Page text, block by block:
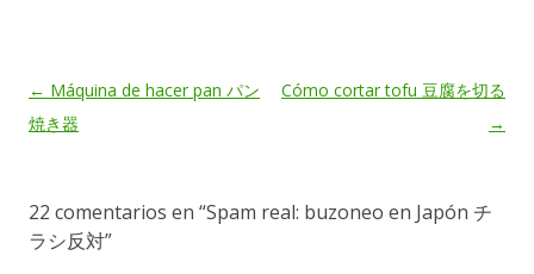
Navegación
de
← Máquina de hacer pan パン
焼き器
Cómo cortar tofu 豆腐を切る
→
22 comentarios en “Spam real: buzoneo en Japón チ
ラシ反対”